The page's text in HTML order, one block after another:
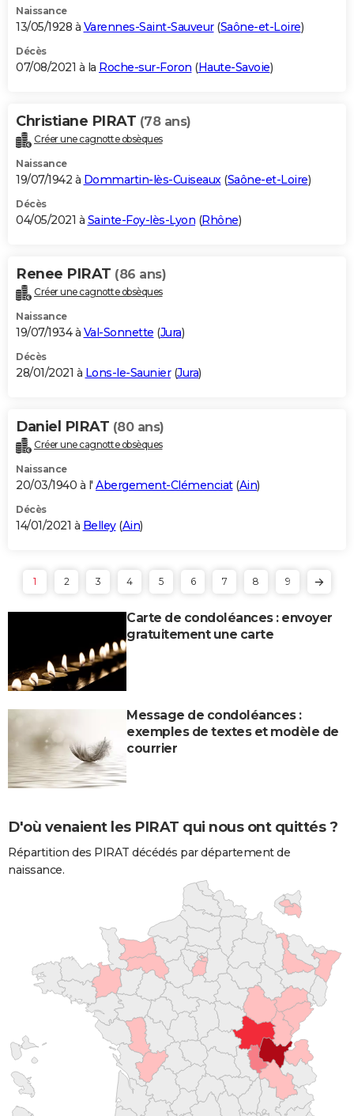
Naissance
13/05/1928 à Varennes-Saint-Sauveur(Saône-et-Loire)
Décès
07/08/2021 à la Roche-sur-Foron (Haute-Savoie)
Christiane PIRAT (78 ans)
Créer une cagnotte obsèques
Naissance
19/07/1942 à Dommartin-lès-Cuiseaux(Saône-et-Loire)
Décès
04/05/2021 à Sainte-Foy-lès-Lyon (Rhône)
Renee PIRAT (86 ans)
Créer une cagnotte obsèques
Naissance
19/07/1934 à Val-Sonnette (Jura)
Décès
28/01/2021 à Lons-le-Saunier(Jura)
Daniel PIRAT (80 ans)
Créer une cagnotte obsèques
Naissance
20/03/1940 à l' Abergement-Clémenciat(Ain)
Décès
14/01/2021 à Belley(Ain)
1 2 3 4 5 6 7 8 9
Carte de condoléances : envoyer
gratuitement une carte
Message de condoléances :
exemples de textes et modèle de
courrier
D'où venaient les PIRAT qui nous ont quittés ?
Répartition des PIRAT décédés par département de
naissance.